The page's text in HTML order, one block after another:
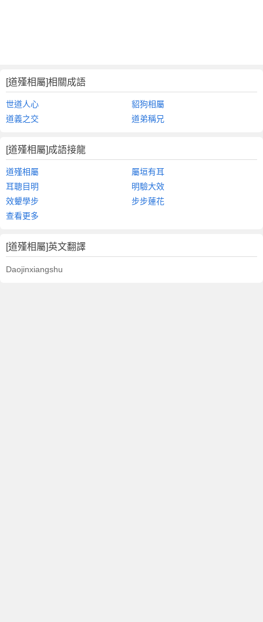
[道殣相屬]相關成語
世道人心
貂狗相屬
道義之交
道弟稱兄
[道殣相屬]成語接龍
道殣相屬
屬垣有耳
耳聰目明
明驗大效
效顰學步
步步蓮花
查看更多
[道殣相屬]英文翻譯
Daojinxiangshu